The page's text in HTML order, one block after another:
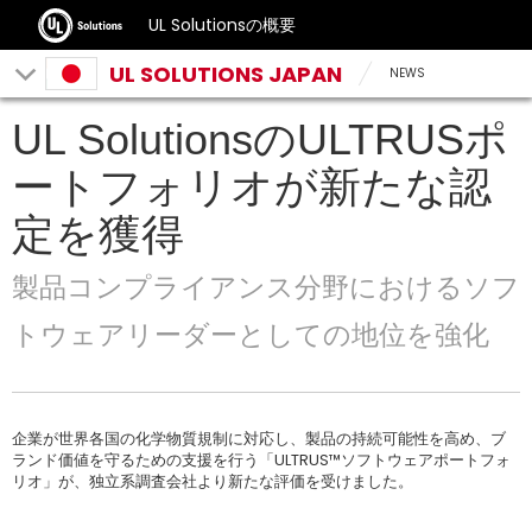
UL Solutionsの概要
UL SOLUTIONS JAPAN NEWS
UL SolutionsのULTRUSポ
ートフォリオが新たな認
定を獲得
製品コンプライアンス分野におけるソフ
トウェアリーダーとしての地位を強化
企業が世界各国の化学物質規制に対応し、製品の持続可能性を高め、ブ
ランド価値を守るための支援を行う「ULTRUS™ソフトウェアポートフォ
リオ」が、独立系調査会社より新たな評価を受けました。